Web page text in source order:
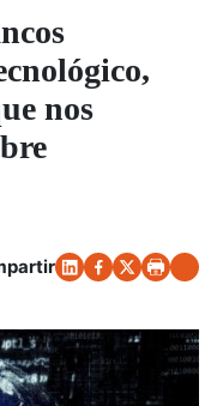
nos